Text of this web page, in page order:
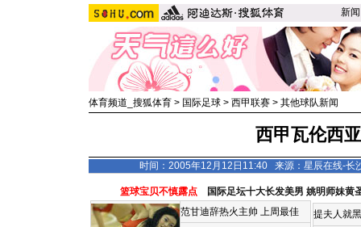
新闻
体育频道_搜狐体育 > 国际足球 > 西甲联赛 > 其他球队新闻
西甲瓦伦西
时间：2005年12月12日11:40 来源：星辰在线-
篮球宝贝不慎露点 国际足坛十大长发美男 姚明师妹黄
范甘迪辞热火主帅 上周最佳
提夫人就